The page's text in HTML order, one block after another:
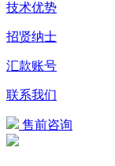
技术优势
招贤纳士
汇款账号
联系我们
售前咨询